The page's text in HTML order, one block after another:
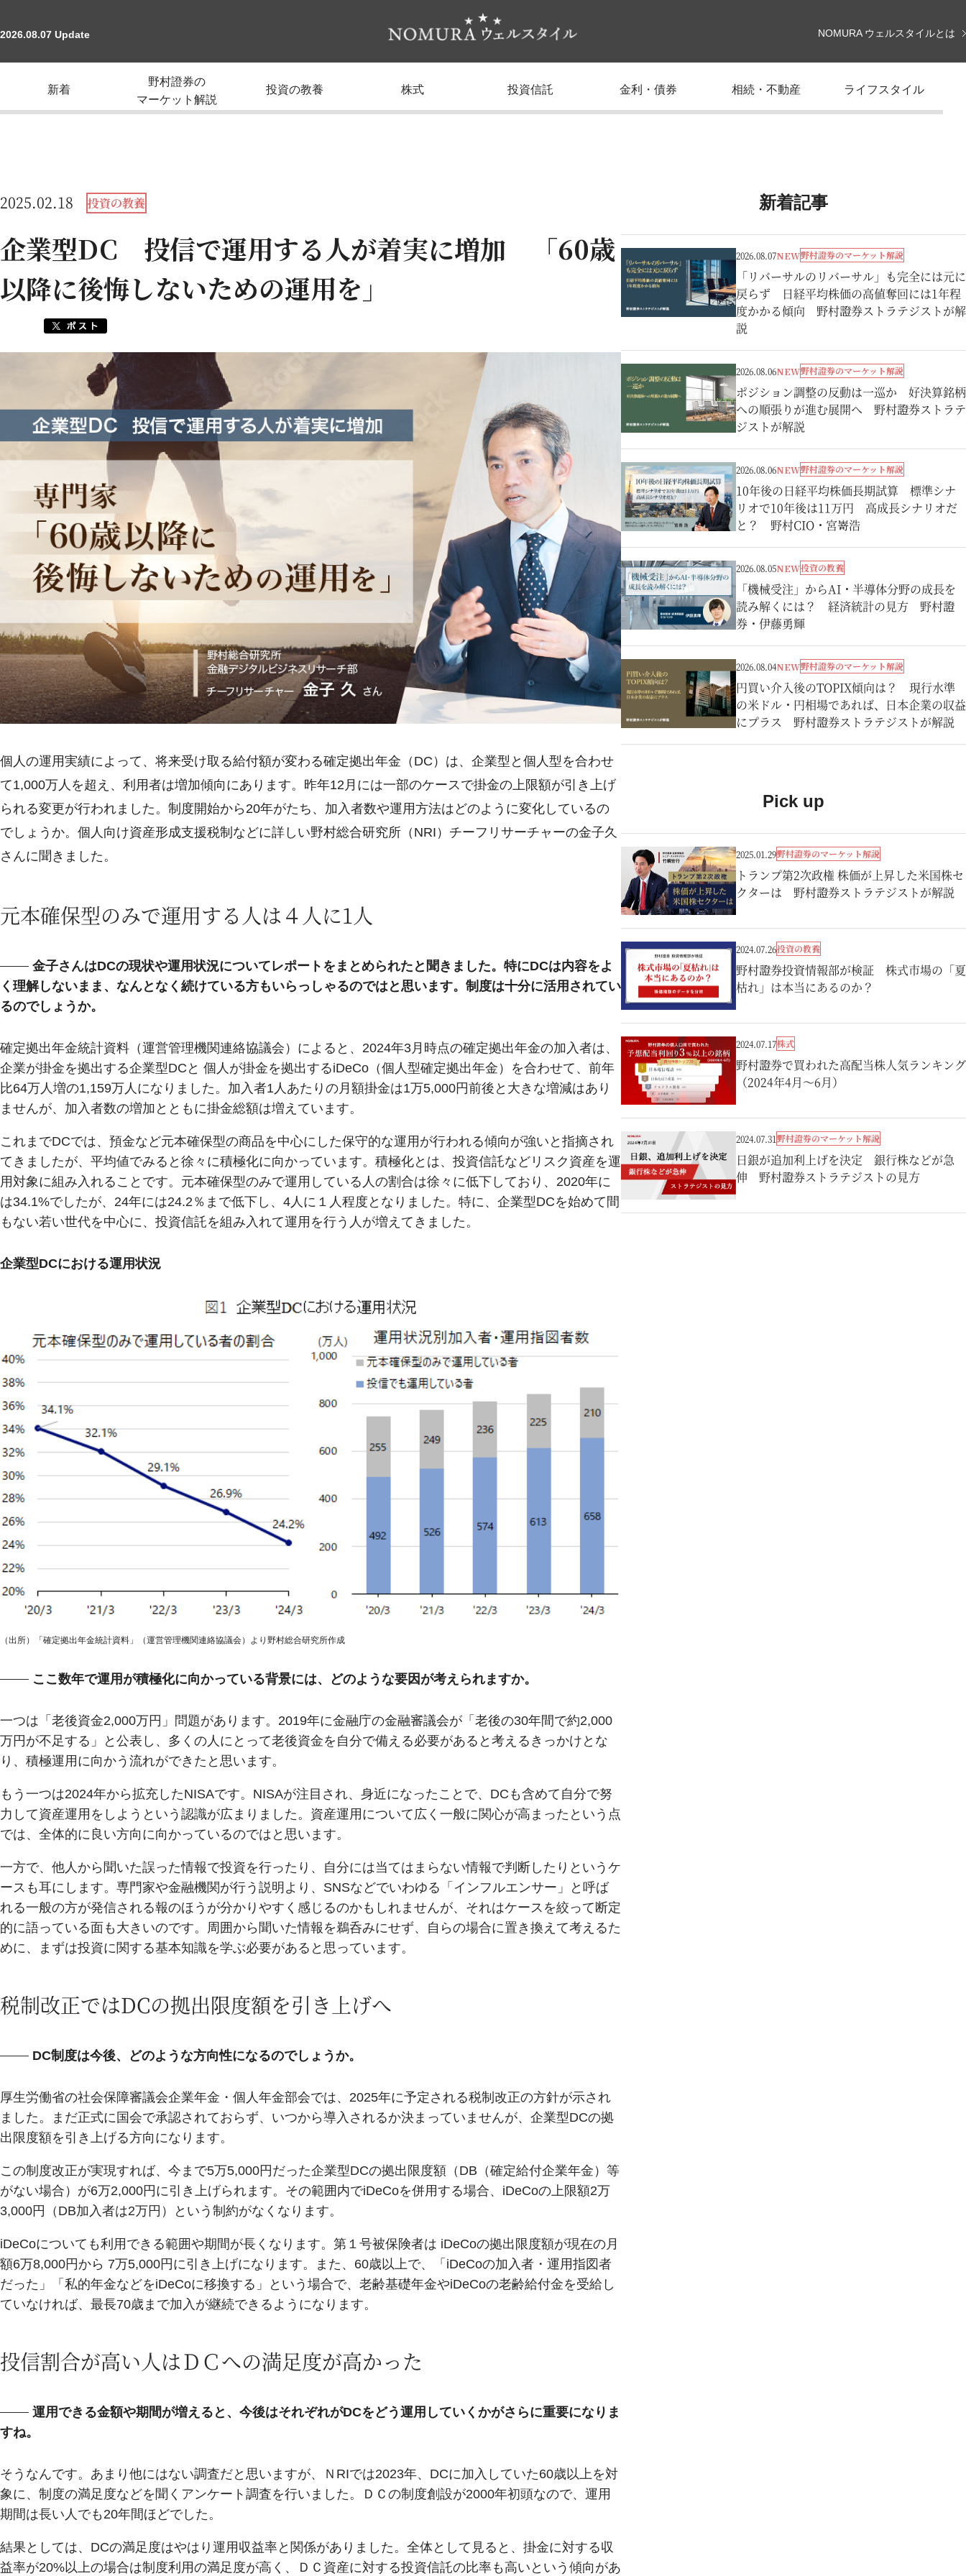
2026.08.07 Update NOMURA ウェルスタイルとは
新着
野村證券の
マーケット解説
投資の教養 株式 投資信託 金利・債券 相続・不動産 ライフスタイル
2025.02.18 投資の教養
企業型DC 投信で運用する人が着実に増加 「60歳
以降に後悔しないための運用を」
個人の運用実績によって、将来受け取る給付額が変わる確定拠出年金（DC）は、企業型と個人型を合わせ
て1,000万人を超え、利用者は増加傾向にあります。昨年12月には一部のケースで掛金の上限額が引き上げ
られる変更が行われました。制度開始から20年がたち、加入者数や運用方法はどのように変化しているの
でしょうか。個人向け資産形成支援税制などに詳しい野村総合研究所（NRI）チーフリサーチャーの金子久
さんに聞きました。
元本確保型のみで運用する人は４人に1人
金子さんはDCの現状や運用状況についてレポートをまとめられたと聞きました。特にDCは内容をよ
く理解しないまま、なんとなく続けている方もいらっしゃるのではと思います。制度は十分に活用されてい
るのでしょうか。
確定拠出年金統計資料（運営管理機関連絡協議会）によると、2024年3月時点の確定拠出年金の加入者は、
企業が掛金を拠出する企業型DCと 個人が掛金を拠出するiDeCo（個人型確定拠出年金）を合わせて、前年
比64万人増の1,159万人になりました。加入者1人あたりの月額掛金は1万5,000円前後と大きな増減はあり
ませんが、加入者数の増加とともに掛金総額は増えています。
これまでDCでは、預金など元本確保型の商品を中心にした保守的な運用が行われる傾向が強いと指摘され
てきましたが、平均値でみると徐々に積極化に向かっています。積極化とは、投資信託などリスク資産を運
用対象に組み入れることです。元本確保型のみで運用している人の割合は徐々に低下しており、2020年に
は34.1%でしたが、24年には24.2％まで低下し、4人に１人程度となりました。特に、企業型DCを始めて間
もない若い世代を中心に、投資信託を組み入れて運用を行う人が増えてきました。
企業型DCにおける運用状況
（出所）「確定拠出年金統計資料」（運営管理機関連絡協議会）より野村総合研究所作成
ここ数年で運用が積極化に向かっている背景には、どのような要因が考えられますか。
一つは「老後資金2,000万円」問題があります。2019年に金融庁の金融審議会が「老後の30年間で約2,000
万円が不足する」と公表し、多くの人にとって老後資金を自分で備える必要があると考えるきっかけとな
り、積極運用に向かう流れができたと思います。
もう一つは2024年から拡充したNISAです。NISAが注目され、身近になったことで、DCも含めて自分で努
力して資産運用をしようという認識が広まりました。資産運用について広く一般に関心が高まったという点
では、全体的に良い方向に向かっているのではと思います。
一方で、他人から聞いた誤った情報で投資を行ったり、自分には当てはまらない情報で判断したりというケ
ースも耳にします。専門家や金融機関が行う説明より、SNSなどでいわゆる「インフルエンサー」と呼ば
れる一般の方が発信される報のほうが分かりやすく感じるのかもしれませんが、それはケースを絞って断定
的に語っている面も大きいのです。周囲から聞いた情報を鵜呑みにせず、自らの場合に置き換えて考えるた
めに、まずは投資に関する基本知識を学ぶ必要があると思っています。
税制改正ではDCの拠出限度額を引き上げへ
DC制度は今後、どのような方向性になるのでしょうか。
厚生労働省の社会保障審議会企業年金・個人年金部会では、2025年に予定される税制改正の方針が示され
ました。まだ正式に国会で承認されておらず、いつから導入されるか決まっていませんが、企業型DCの拠
出限度額を引き上げる方向になります。
この制度改正が実現すれば、今まで5万5,000円だった企業型DCの拠出限度額（DB（確定給付企業年金）等
がない場合）が6万2,000円に引き上げられます。その範囲内でiDeCoを併用する場合、iDeCoの上限額2万
3,000円（DB加入者は2万円）という制約がなくなります。
iDeCoについても利用できる範囲や期間が長くなります。第１号被保険者は iDeCoの拠出限度額が現在の月
額6万8,000円から 7万5,000円に引き上げになります。また、60歳以上で、「iDeCoの加入者・運用指図者
だった」「私的年金などをiDeCoに移換する」という場合で、老齢基礎年金やiDeCoの老齢給付金を受給し
ていなければ、最長70歳まで加入が継続できるようになります。
投信割合が高い人はＤＣへの満足度が高かった
運用できる金額や期間が増えると、今後はそれぞれがDCをどう運用していくかがさらに重要になりま
すね。
そうなんです。あまり他にはない調査だと思いますが、ＮRIでは2023年、DCに加入していた60歳以上を対
象に、制度の満足度などを聞くアンケート調査を行いました。ＤＣの制度創設が2000年初頭なので、運用
期間は長い人でも20年間ほどでした。
結果としては、DCの満足度はやはり運用収益率と関係がありました。全体として見ると、掛金に対する収
益率が20%以上の場合は制度利用の満足度が高く、ＤＣ資産に対する投資信託の比率も高いという傾向があ
新着記事
2026.08.07NEW野村證券のマーケット解説
「リバーサルのリバーサル」も完全には元に
戻らず 日経平均株価の高値奪回には1年程
度かかる傾向 野村證券ストラテジストが解
説
2026.08.06NEW野村證券のマーケット解説
ポジション調整の反動は一巡か 好決算銘柄
への順張りが進む展開へ 野村證券ストラテ
ジストが解説
2026.08.06NEW野村證券のマーケット解説
10年後の日経平均株価長期試算 標準シナ
リオで10年後は11万円 高成長シナリオだ
と？ 野村CIO・宮嵜浩
2026.08.05NEW投資の教養
「機械受注」からAI・半導体分野の成長を
読み解くには？ 経済統計の見方 野村證
券・伊藤勇輝
2026.08.04NEW野村證券のマーケット解説
円買い介入後のTOPIX傾向は？ 現行水準
の米ドル・円相場であれば、日本企業の収益
にプラス 野村證券ストラテジストが解説
Pick up
2025.01.29野村證券のマーケット解説
トランプ第2次政権 株価が上昇した米国株セ
クターは 野村證券ストラテジストが解説
2024.07.26投資の教養
野村證券投資情報部が検証 株式市場の「夏
枯れ」は本当にあるのか？
2024.07.17株式
野村證券で買われた高配当株人気ランキング
（2024年4月～6月）
2024.07.31野村證券のマーケット解説
日銀が追加利上げを決定 銀行株などが急
伸 野村證券ストラテジストの見方